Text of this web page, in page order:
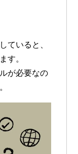
ていると、
す。
が必要なの